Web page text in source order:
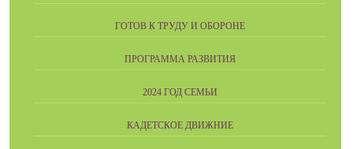
ГОТОВ К ТРУДУ И ОБОРОНЕ
ПРОГРАММА РАЗВИТИЯ
2024 ГОД СЕМЬИ
КАДЕТСКОЕ ДВИЖНИЕ